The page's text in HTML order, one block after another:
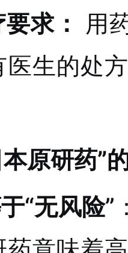
求：
用
医生的处
原研药”
“无风险”